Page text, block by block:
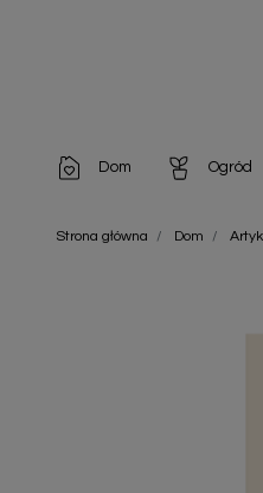
Dom
Artykuły dekoracyjne
Ogród
Chemia do
Odstraszacze
Narzędzia
Strona główna Dom